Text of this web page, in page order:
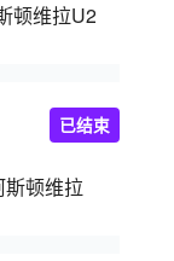
顿维拉U21
斯顿维拉
已结束